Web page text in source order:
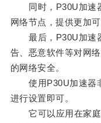
同时，P30U加速器
网络节点，提供更加
最后，P30U加速器
告、恶意软件等对网
的网络安全。
使用P30U加速器非
进行设置即可。
它可以应用在家庭